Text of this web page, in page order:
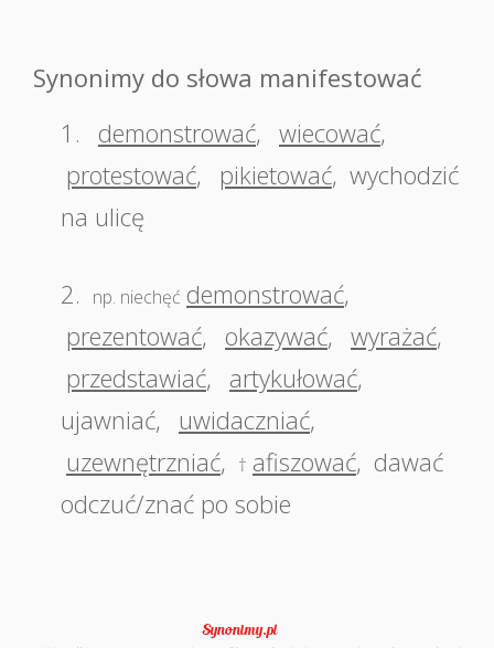
Synonimy do słowa manifestować
1.
demonstrować, wiecować,
protestować, pikietować, wychodzić
na ulicę
2. np. niechęć demonstrować,
prezentować, okazywać, wyrażać,
przedstawiać, artykułować,
ujawniać, uwidaczniać,
uzewnętrzniać, † afiszować, dawać
odczuć/znać po sobie